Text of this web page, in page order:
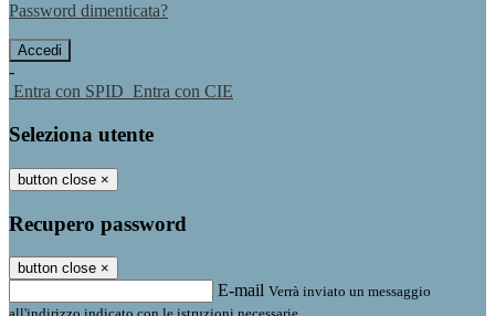
Password dimenticata?
-
Entra con SPID Entra con CIE
Seleziona utente
button close ×
Recupero password
button close ×
E-mail Verrà inviato un messaggio